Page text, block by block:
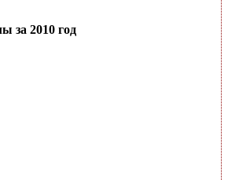
за 2010 год